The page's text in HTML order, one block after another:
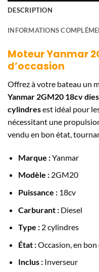
DESCRIPTION
INFORMATIONS
Moteur Yanmar
d’occasion
Offrez à votre bateau un
Yanmar 2GM20 18cv
cylindresest idéal pour
nécessitant une
vendu en bon état,
Marque :Yanmar
Modèle :2GM20
Puissance :18cv
Carburant :Diesel
Type :2 cylindres
État :Occasion, en
Inclus :Inverseur